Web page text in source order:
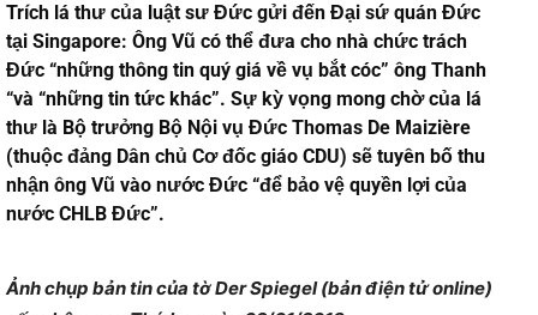
Trích lá thư của luật sư Đức gửi đến Đại sứ quán Đức
tại Singapore: Ông Vũ có thể đưa cho nhà chức trách
Đức “những thông tin quý giá về vụ bắt cóc” ông Thanh
“và “những tin tức khác”. Sự kỳ vọng mong chờ của lá
thư là Bộ trưởng Bộ Nội vụ Đức Thomas De Maizière
(thuộc đảng Dân chủ Cơ đốc giáo CDU) sẽ tuyên bố thu
nhận ông Vũ vào nước Đức “để bảo vệ quyền lợi của
nước CHLB Đức”.
Ảnh chụp bản tin của tờ Der Spiegel (bản điện tử online)